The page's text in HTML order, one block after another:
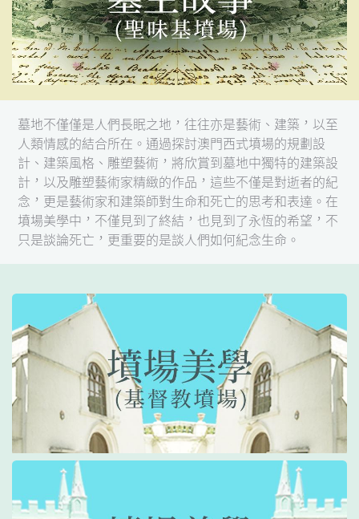
墓地不僅僅是人們長眠之地，往往亦是藝術、建築，以至
人類情感的結合所在。通過探討澳門西式墳場的規劃設
計、建築風格、雕塑藝術，將欣賞到墓地中獨特的建築設
計，以及雕塑藝術家精緻的作品，這些不僅是對逝者的紀
念，更是藝術家和建築師對生命和死亡的思考和表達。在
墳場美學中，不僅見到了終結，也見到了永恆的希望，不
只是談論死亡，更重要的是談人們如何紀念生命。